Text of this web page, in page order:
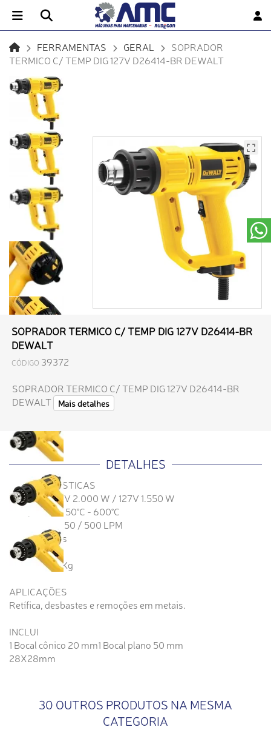
FERRAMENTAS GERAL
SOPRADOR
TERMICO C/ TEMP DIG 127V D26414-BR DEWALT
SOPRADOR TERMICO C/ TEMP DIG 127V D26414-BR
DEWALT
CÓDIGO 39372
SOPRADOR TERMICO C/ TEMP DIG 127V D26414-BR
DEWALT
Mais detalhes
DETALHES
CARACTERÍSTICAS
Potência 220V 2.000 W / 127V 1.550 W
Temperatura 50°C - 600°C
Fluxo de Ar 250 / 500 LPM
2 Velocidades
Display LCD
Peso: 0,850 Kg
APLICAÇÕES
Retífica, desbastes e remoções em metais.
INCLUI
1 Bocal cônico 20 mm1 Bocal plano 50 mm
28X28mm
30 OUTROS PRODUTOS NA MESMA
CATEGORIA